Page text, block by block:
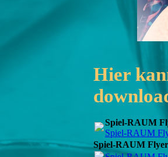
Hier
Spiel-RAUM
Spiel-RAUM
Spiel-RAUM Flyer